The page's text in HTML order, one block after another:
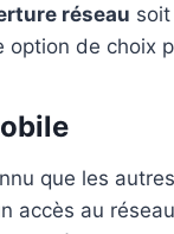
réseau
option de choix
que les
accès au